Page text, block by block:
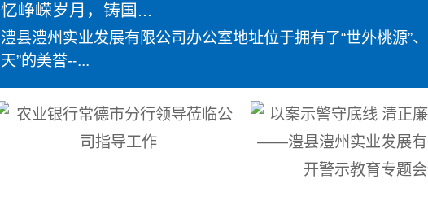
忆峥嵘岁月，铸国...
澧县澧州实业发展有限公司办公室地址位于拥有了“世外桃源”
天”的美誉--...